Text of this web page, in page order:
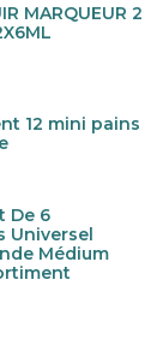
MARQUEUR 2
12 mini pains
De 6
Universel
Médium